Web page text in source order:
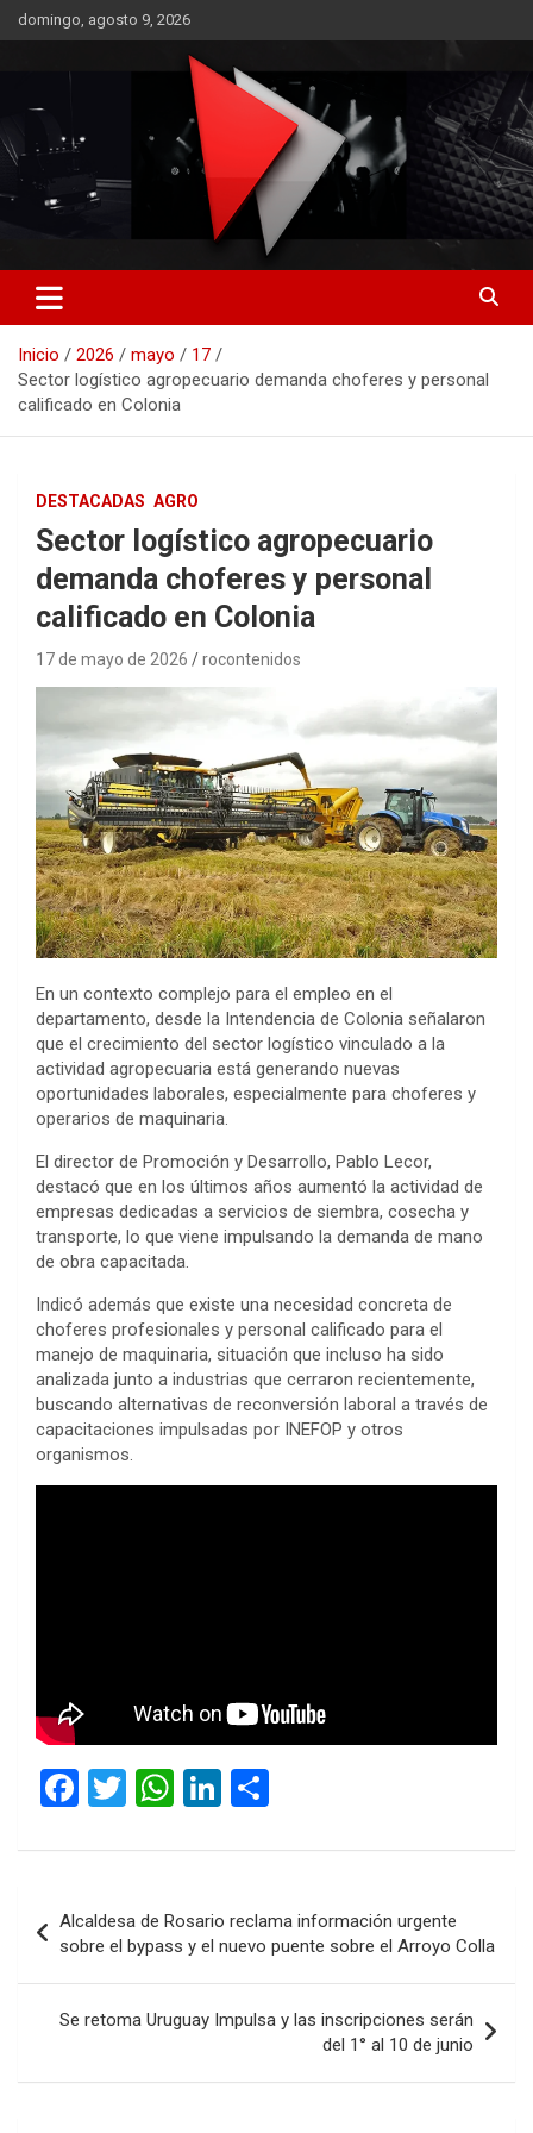
Saltar
al
domingo, agosto 9, 2026
RO CONTENIDOS
Inicio 2026 mayo
17
Sector logístico agropecuario demanda choferes y personal
calificado en Colonia
DESTACADAS AGRO
Sector logístico agropecuario
demanda choferes y personal
calificado en Colonia
17 de mayo de 2026 rocontenidos
En un contexto complejo para el empleo en el
departamento, desde la Intendencia de Colonia señalaron
que el crecimiento del sector logístico vinculado a la
actividad agropecuaria está generando nuevas
oportunidades laborales, especialmente para choferes y
operarios de maquinaria.
El director de Promoción y Desarrollo, Pablo Lecor,
destacó que en los últimos años aumentó la actividad de
empresas dedicadas a servicios de siembra, cosecha y
transporte, lo que viene impulsando la demanda de mano
de obra capacitada.
Indicó además que existe una necesidad concreta de
choferes profesionales y personal calificado para el
manejo de maquinaria, situación que incluso ha sido
analizada junto a industrias que cerraron recientemente,
buscando alternativas de reconversión laboral a través de
capacitaciones impulsadas por INEFOP y otros
organismos.
F
ce
b
o
o
k
T
tt
er
W
at
A
p
p
Li
ke
n
m
ar
tir
de
entradas
Alcaldesa de Rosario reclama información urgente
sobre el bypass y el nuevo puente sobre el Arroyo Colla
Se retoma Uruguay Impulsa y las inscripciones serán
del 1° al 10 de junio